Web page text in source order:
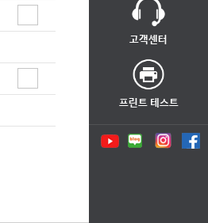
고객센터
프린트 테스트